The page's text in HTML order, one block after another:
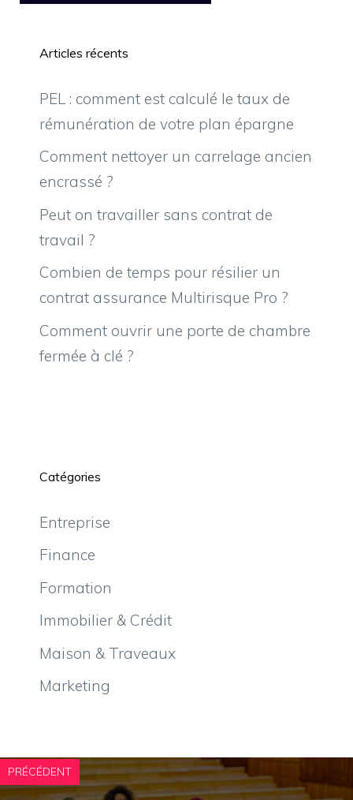
Articles récents
PEL : comment est calculé le taux de
rémunération de votre plan épargne
Comment nettoyer un carrelage ancien
encrassé ?
Peut on travailler sans contrat de
travail ?
Combien de temps pour résilier un
contrat assurance Multirisque Pro ?
Comment ouvrir une porte de chambre
fermée à clé ?
Catégories
Entreprise
Finance
Formation
Immobilier & Crédit
Maison & Traveaux
Marketing
PRÉCÉDENT